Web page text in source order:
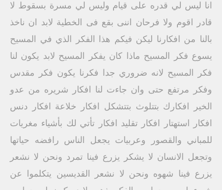
انا ليس لي قدره على قيام وليس لي مسرة بسقوط لا
قادر اقوم ولا فرحان اننى بقع فى الخطية لابد ان ناخذ
بالنا من افكارنا ليكن فيكم هذا الفكر الذي في المسيح
يسوع فكر المسيح ماذا كان يفكر المسيح لابد يكون لنا
فكر المسيح لانه ضروري جدا فكرنا يكون فكر مقدس
وفكر مرتفع حتى وان جاءت لنا افكار شريره من عدو
الخير افكارك بتتلوث بتتشكل افكار خلاعة افكار دنس
افكار استهتار افكار تقليد افكار تأتي لك بأشياء مغريات
للمباني والقصور وعربيات يجعل الناس رافضه حياتها
وتجعل الانسان لا يشكر يزرع فينا تمرد ونحن لا نشعر
يزرع فينا شهوه ونحن لا نشعر القديسين يتكلموا عن